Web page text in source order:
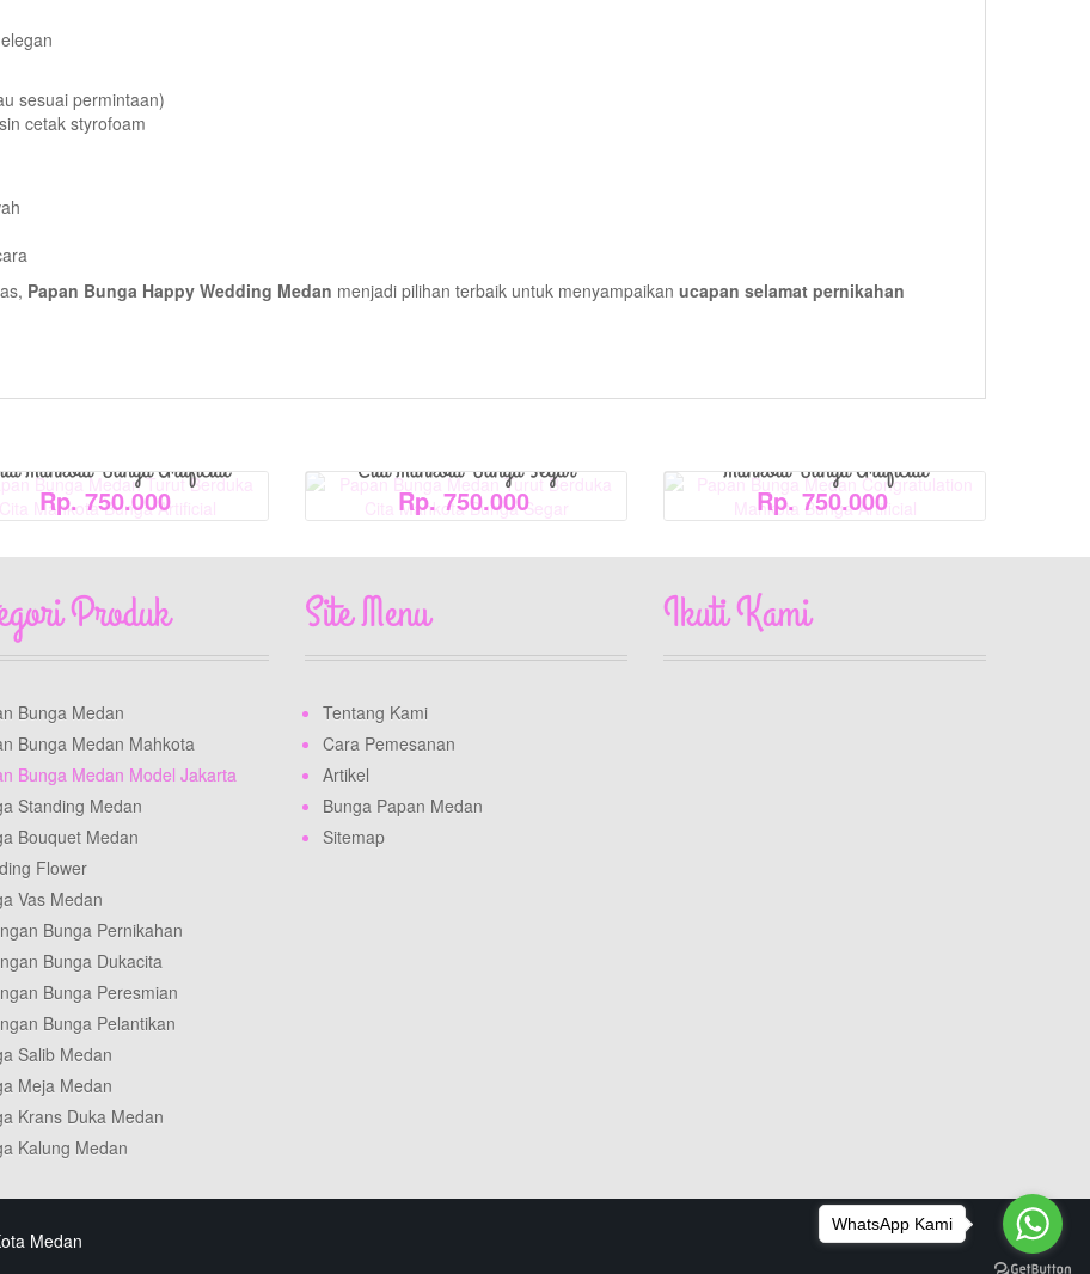
sesuai permintaan)
cetak styrofoam
Papan Bunga Happy Wedding Medan menjadi pilihan terbaik untuk menyampaikan ucapan selamat pernikahan
Mahkota Bunga Artificial
Rp. 750.000
Cita Mahkota Bunga Segar
Rp. 750.000
Mahkota Bunga Artificial
Rp. 750.000
Produk
Bunga Medan
Bunga Medan Mahkota
Bunga Medan Model Jakarta
Standing Medan
Bouquet Medan
Flower
Vas Medan
Bunga Pernikahan
Bunga Dukacita
Bunga Peresmian
Bunga Pelantikan
Salib Medan
Meja Medan
Krans Duka Medan
Kalung Medan
Site Menu
Tentang Kami
Cara Pemesanan
Artikel
Bunga Papan Medan
Sitemap
Ikuti Kami
Medan
WhatsApp Kami